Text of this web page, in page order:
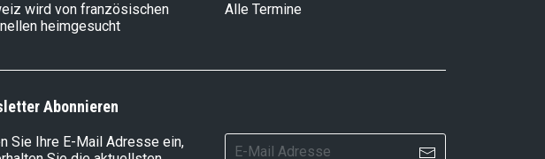
wird von französischen
heimgesucht
Alle Termine
Abonnieren
Sie Ihre E-Mail Adresse ein,